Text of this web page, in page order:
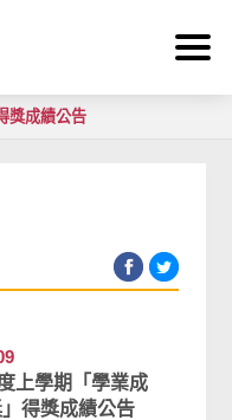
獎成績公告
上學期「學業成
得獎成績公告